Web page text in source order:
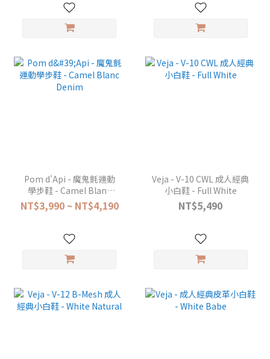
Pom d'Api - 魔鬼氈運動
學步鞋 - Camel Blanc
Denim
NT$3,990 ~ NT$4,190
Veja - V-10 CWL 成人經典
小白鞋 - Full White
NT$5,490